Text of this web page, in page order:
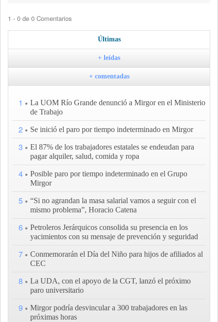
1 - 0 de 0 Comentarios
Últimas
+ leídas
+ comentadas
1
La UOM Río Grande denunció a Mirgor en el Ministerio
de Trabajo
2 Se inició el paro por tiempo indeterminado en Mirgor
3
El 87% de los trabajadores estatales se endeudan para
pagar alquiler, salud, comida y ropa
4
Posible paro por tiempo indeterminado en el Grupo
Mirgor
5
“Si no agrandan la masa salarial vamos a seguir con el
mismo problema”, Horacio Catena
6
Petroleros Jerárquicos consolida su presencia en los
yacimientos con su mensaje de prevención y seguridad
7
Conmemorarán el Día del Niño para hijos de afiliados al
CEC
8
La UDA, con el apoyo de la CGT, lanzó el próximo
paro universitario
9
Mirgor podría desvincular a 300 trabajadores en las
próximas horas